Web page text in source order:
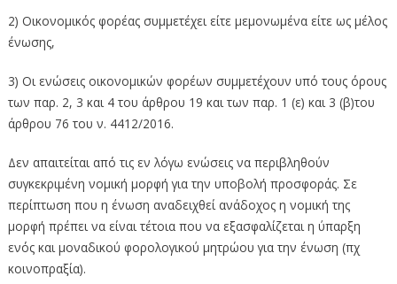
2) Οικονομικός φορέας συμμετέχει είτε μεμονωμένα είτε ως μέλος
ένωσης,
3) Οι ενώσεις οικονομικών φορέων συμμετέχουν υπό τους όρους
των παρ. 2, 3 και 4 του άρθρου 19 και των παρ. 1 (ε) και 3 (β)του
άρθρου 76 του ν. 4412/2016.
Δεν απαιτείται από τις εν λόγω ενώσεις να περιβληθούν
συγκεκριμένη νομική μορφή για την υποβολή προσφοράς. Σε
περίπτωση που η ένωση αναδειχθεί ανάδοχος η νομική της
μορφή πρέπει να είναι τέτοια που να εξασφαλίζεται η ύπαρξη
ενός και μοναδικού φορολογικού μητρώου για την ένωση (πχ
κοινοπραξία).